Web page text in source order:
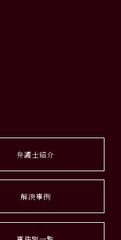
弁護士紹介
解決事例